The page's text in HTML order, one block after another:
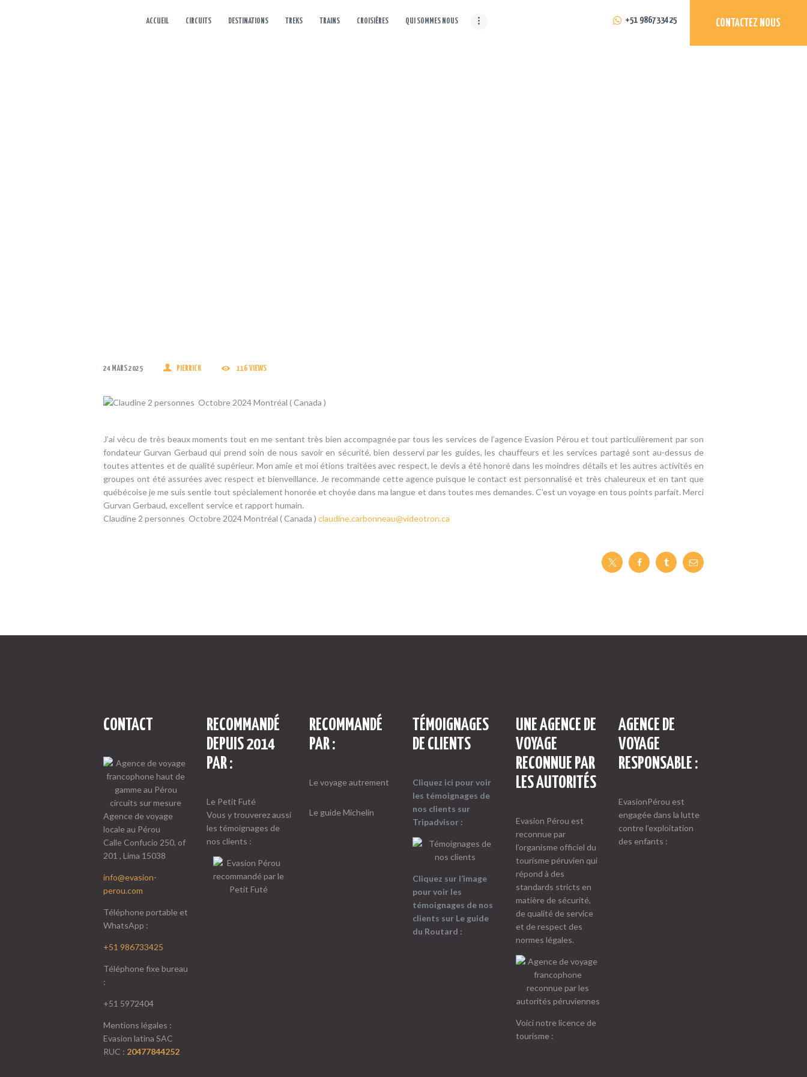
ACCUEIL CIRCUITS DESTINATIONS TREKS TRAINS CROISIÈRES QUI SOMMES NOUS CONTACTEZ NOUS
+51 986733425
24 MARS 2025 PIERRICK 116 VIEWS
J’ai vécu de très beaux moments tout en me sentant très bien accompagnée par tous les services de l’agence Evasion Pérou et tout particulièrement par son
fondateur Gurvan Gerbaud qui prend soin de nous savoir en sécurité, bien desservi par les guides, les chauffeurs et les services partagé sont au-dessus de
toutes attentes et de qualité supérieur. Mon amie et moi étions traitées avec respect, le devis a été honoré dans les moindres détails et les autres activités en
groupes ont été assurées avec respect et bienveillance. Je recommande cette agence puisque le contact est personnalisé et très chaleureux et en tant que
québécoise je me suis sentie tout spécialement honorée et choyée dans ma langue et dans toutes mes demandes. C’est un voyage en tous points parfait. Merci
Gurvan Gerbaud, excellent service et rapport humain.
Claudine 2 personnes Octobre 2024 Montréal ( Canada ) claudine.carbonneau@videotron.ca
CONTACT
Agence de voyage
locale au Pérou
Calle Confucio 250, of
201 , Lima 15038
info@evasion-
perou.com
Téléphone portable et
WhatsApp :
+51 986733425
Téléphone fixe bureau
:
+51 5972404
Mentions légales :
Evasion latina SAC
RUC : 20477844252
RECOMMANDÉ
DEPUIS 2014
PAR :
Le Petit Futé
Vous y trouverez aussi
les témoignages de
nos clients :
RECOMMANDÉ
PAR :
Le voyage autrement
Le guide Michelin
TÉMOIGNAGES
DE CLIENTS
Cliquez ici pour voir
les témoignages de
nos clients sur
Tripadvisor :
Cliquez sur l’image
pour voir les
témoignages de nos
clients sur Le guide
du Routard :
UNE AGENCE DE
VOYAGE
RECONNUE PAR
LES AUTORITÉS
Evasion Pérou est
reconnue par
l’organisme officiel du
tourisme péruvien qui
répond à des
standards stricts en
matière de sécurité,
de qualité de service
et de respect des
normes légales.
Voici notre licence de
tourisme :
AGENCE DE
VOYAGE
RESPONSABLE :
EvasionPérou est
engagée dans la lutte
contre l’exploitation
des enfants :